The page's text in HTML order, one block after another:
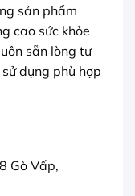
sản phẩm
cao sức khỏe
sẵn lòng tư
dụng phù hợp
Gò Vấp,